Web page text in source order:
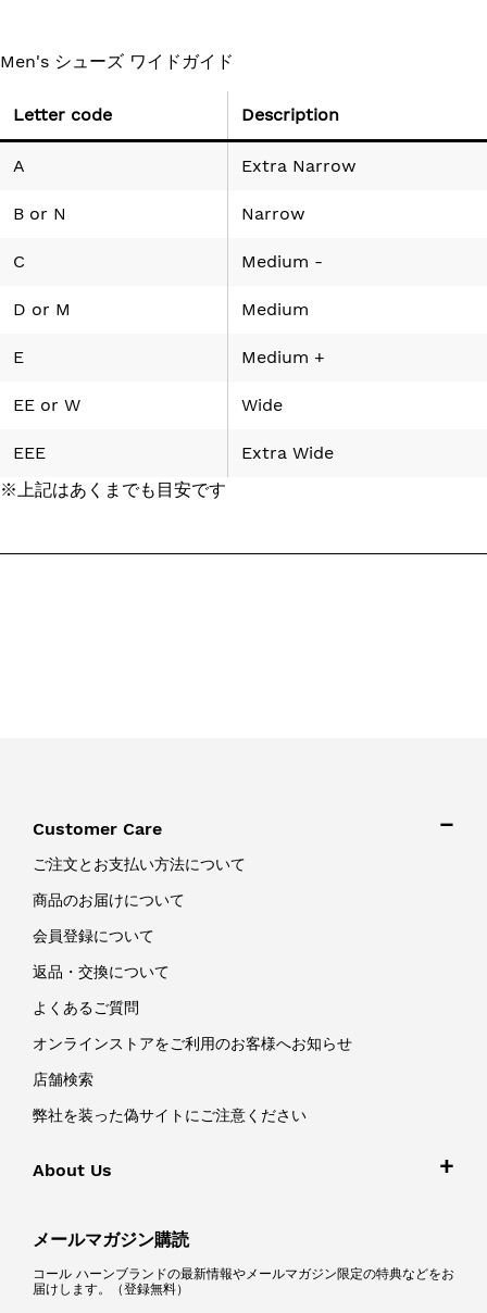
Men's シューズ ワイドガイド
Letter code Description
A Extra Narrow
B or N Narrow
C Medium -
D or M Medium
E Medium +
EE or W Wide
EEE
Extra Wide
※上記はあくまでも目安です
Customer Care
ご注文とお支払い方法について
商品のお届けについて
会員登録について
返品・交換について
よくあるご質問
オンラインストアをご利用のお客様へお知らせ
店舗検索
弊社を装った偽サイトにご注意ください
About Us
メールマガジン購読
コール ハーンブランドの最新情報やメールマガジン限定の特典などをお
届けします。（登録無料）